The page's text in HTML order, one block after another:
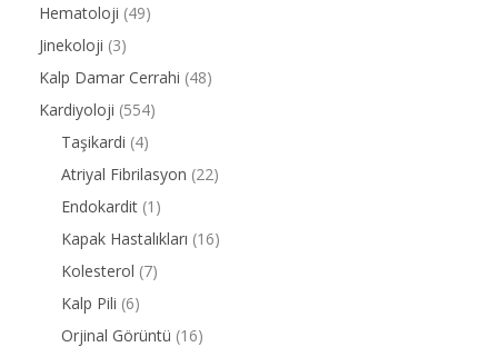
Hematoloji (49)
Jinekoloji (3)
Kalp Damar Cerrahi (48)
Kardiyoloji (554)
Taşikardi (4)
Atriyal Fibrilasyon (22)
Endokardit (1)
Kapak Hastalıkları (16)
Kolesterol (7)
Kalp Pili (6)
Orjinal Görüntü (16)